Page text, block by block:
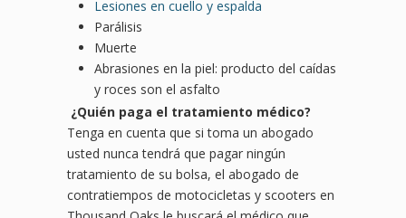
Lesiones en cuello y espalda
Parálisis
Muerte
Abrasiones en la piel: producto del caídas
y roces son el asfalto
¿Quién paga el tratamiento médico?
Tenga en cuenta que si toma un abogado
usted nunca tendrá que pagar ningún
tratamiento de su bolsa, el abogado de
contratiempos de motocicletas y scooters en